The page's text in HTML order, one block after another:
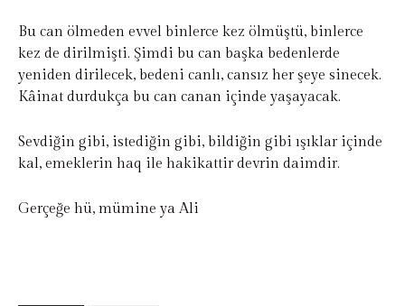
Bu can ölmeden evvel binlerce kez ölmüştü, binlerce
kez de dirilmişti. Şimdi bu can başka bedenlerde
yeniden dirilecek, bedeni canlı, cansız her şeye sinecek.
Kâinat durdukça bu can canan içinde yaşayacak.
Sevdiğin gibi, istediğin gibi, bildiğin gibi ışıklar içinde
kal, emeklerin haq ile hakikattir devrin daimdir.
Gerçeğe hü, mümine ya Ali